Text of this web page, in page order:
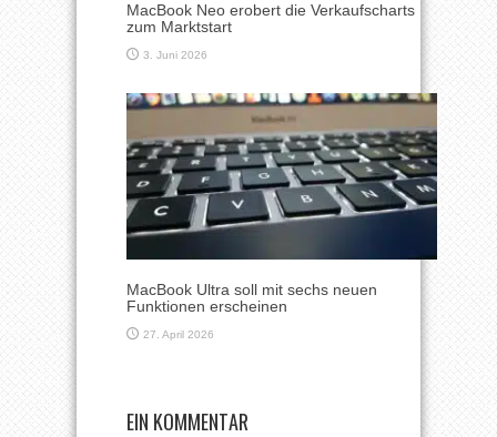
MacBook Neo erobert die Verkaufscharts
zum Marktstart
3. Juni 2026
MacBook Ultra soll mit sechs neuen
Funktionen erscheinen
27. April 2026
EIN KOMMENTAR